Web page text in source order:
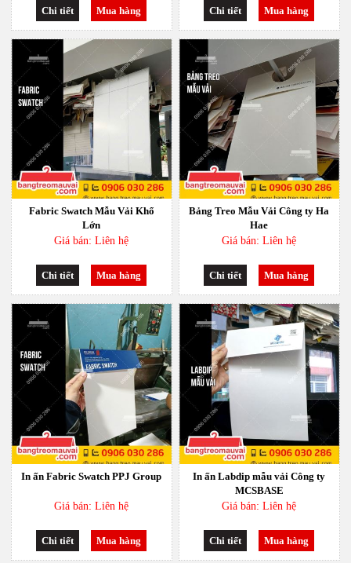
Chi tiết Mua hàng Chi tiết Mua hàng
Fabric Swatch Mẫu Vải Khổ
Lớn
Giá bán: Liên hệ
Chi tiết Mua hàng
Bảng Treo Mẫu Vải Công ty Ha
Hae
Giá bán: Liên hệ
Chi tiết Mua hàng
In ấn Fabric Swatch PPJ Group
Giá bán: Liên hệ
Chi tiết Mua hàng
In ấn Labdip mẫu vải Công ty
MCSBASE
Giá bán: Liên hệ
Chi tiết Mua hàng